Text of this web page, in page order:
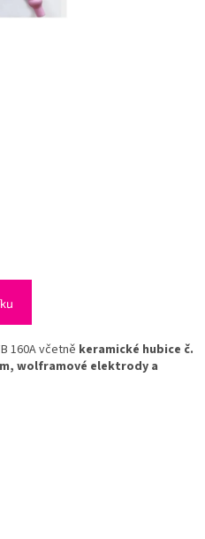
160A včetně keramické hubice č.
wolframové elektrody a